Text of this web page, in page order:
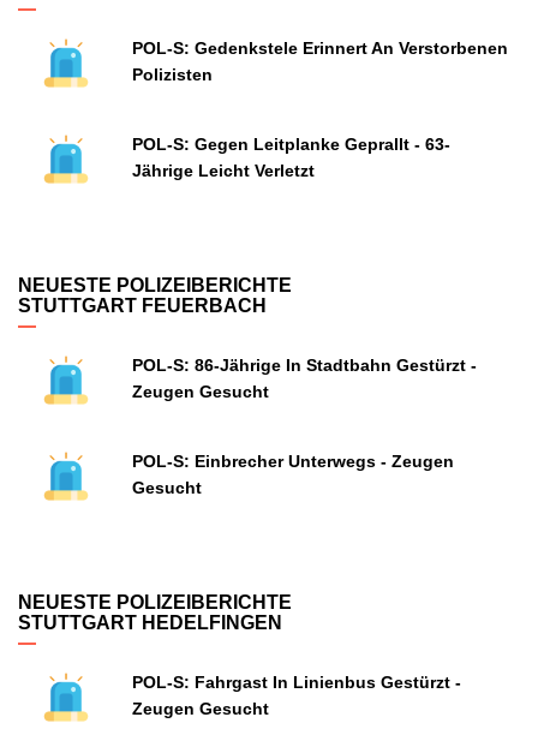
POL-S: Gedenkstele Erinnert An Verstorbenen
Polizisten
POL-S: Gegen Leitplanke Geprallt - 63-
Jährige Leicht Verletzt
NEUESTE POLIZEIBERICHTE
STUTTGART FEUERBACH
POL-S: 86-Jährige In Stadtbahn Gestürzt -
Zeugen Gesucht
POL-S: Einbrecher Unterwegs - Zeugen
Gesucht
NEUESTE POLIZEIBERICHTE
STUTTGART HEDELFINGEN
POL-S: Fahrgast In Linienbus Gestürzt -
Zeugen Gesucht